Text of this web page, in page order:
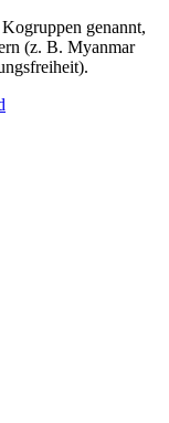
genannt,
(z. B. Myanmar